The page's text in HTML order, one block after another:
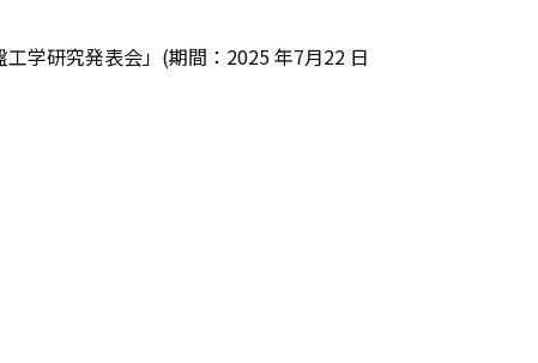
学研究発表会」(期間：2025 年7月22 日